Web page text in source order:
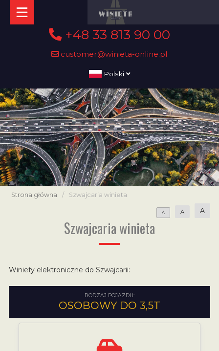
+48 33 813 90 00
customer@winieta-online.pl
Polski
Strona główna / Szwajcaria winieta
A A A
Szwajcaria winieta
Winiety elektroniczne do Szwajcarii:
RODZAJ POJAZDU:
OSOBOWY DO 3,5T